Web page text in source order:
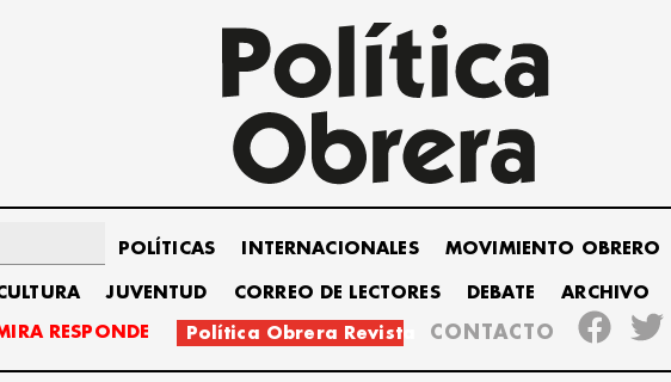
POLÍTICAS INTERNACIONALES MOVIMIENTO OBRERO
JUVENTUD CORREO DE LECTORES DEBATE ARCHIVO
RESPONDE Política Obrera Revista CONTACTO